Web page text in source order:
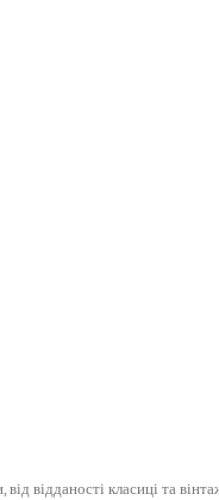
відданості класиці та